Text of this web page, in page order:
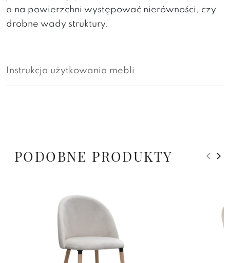
a na powierzchni występować nierówności, czy
drobne wady struktury.
Instrukcja użytkowania mebli
PODOBNE PRODUKTY